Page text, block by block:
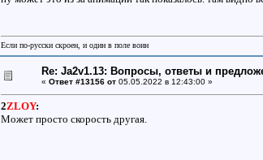
Если по-русски скроен, и один в поле воин
Re: Ja2v1.13: Вопросы, ответы и
« Ответ #13156 от 05.05.2022 в 12:43:00 »
2ZLOY:
Может просто скорость другая.